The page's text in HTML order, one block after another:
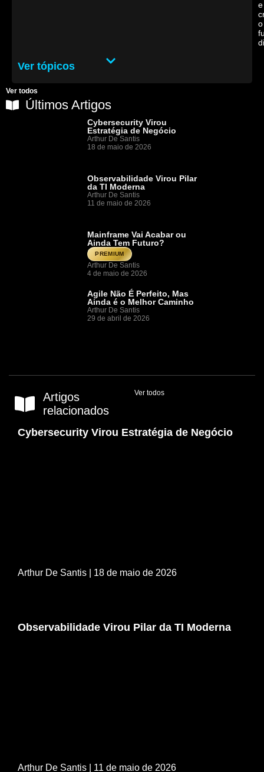
e
o
Ver tópicos
Últimos Artigos
Ver todos
Cybersecurity Virou
Estratégia de Negócio
Arthur De Santis
18 de maio de 2026
Observabilidade Virou Pilar
da TI Moderna
Arthur De Santis
11 de maio de 2026
Mainframe Vai Acabar ou
Ainda Tem Futuro?
PREMIUM
Arthur De Santis
4 de maio de 2026
Agile Não É Perfeito, Mas
Ainda é o Melhor Caminho
Arthur De Santis
29 de abril de 2026
Artigos
relacionados
Ver todos
Cybersecurity Virou Estratégia de Negócio
Arthur De Santis | 18 de maio de 2026
Observabilidade Virou Pilar da TI Moderna
Arthur De Santis | 11 de maio de 2026